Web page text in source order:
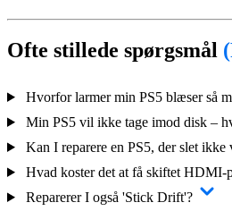
Ofte stillede spørgsmål
Hvorfor larmer min PS5 blæser så
Min PS5 vil ikke tage imod disk –
Kan I reparere en PS5, der slet
Hvad koster det at få skiftet HDMI-
Reparerer I også 'Stick Drift'?